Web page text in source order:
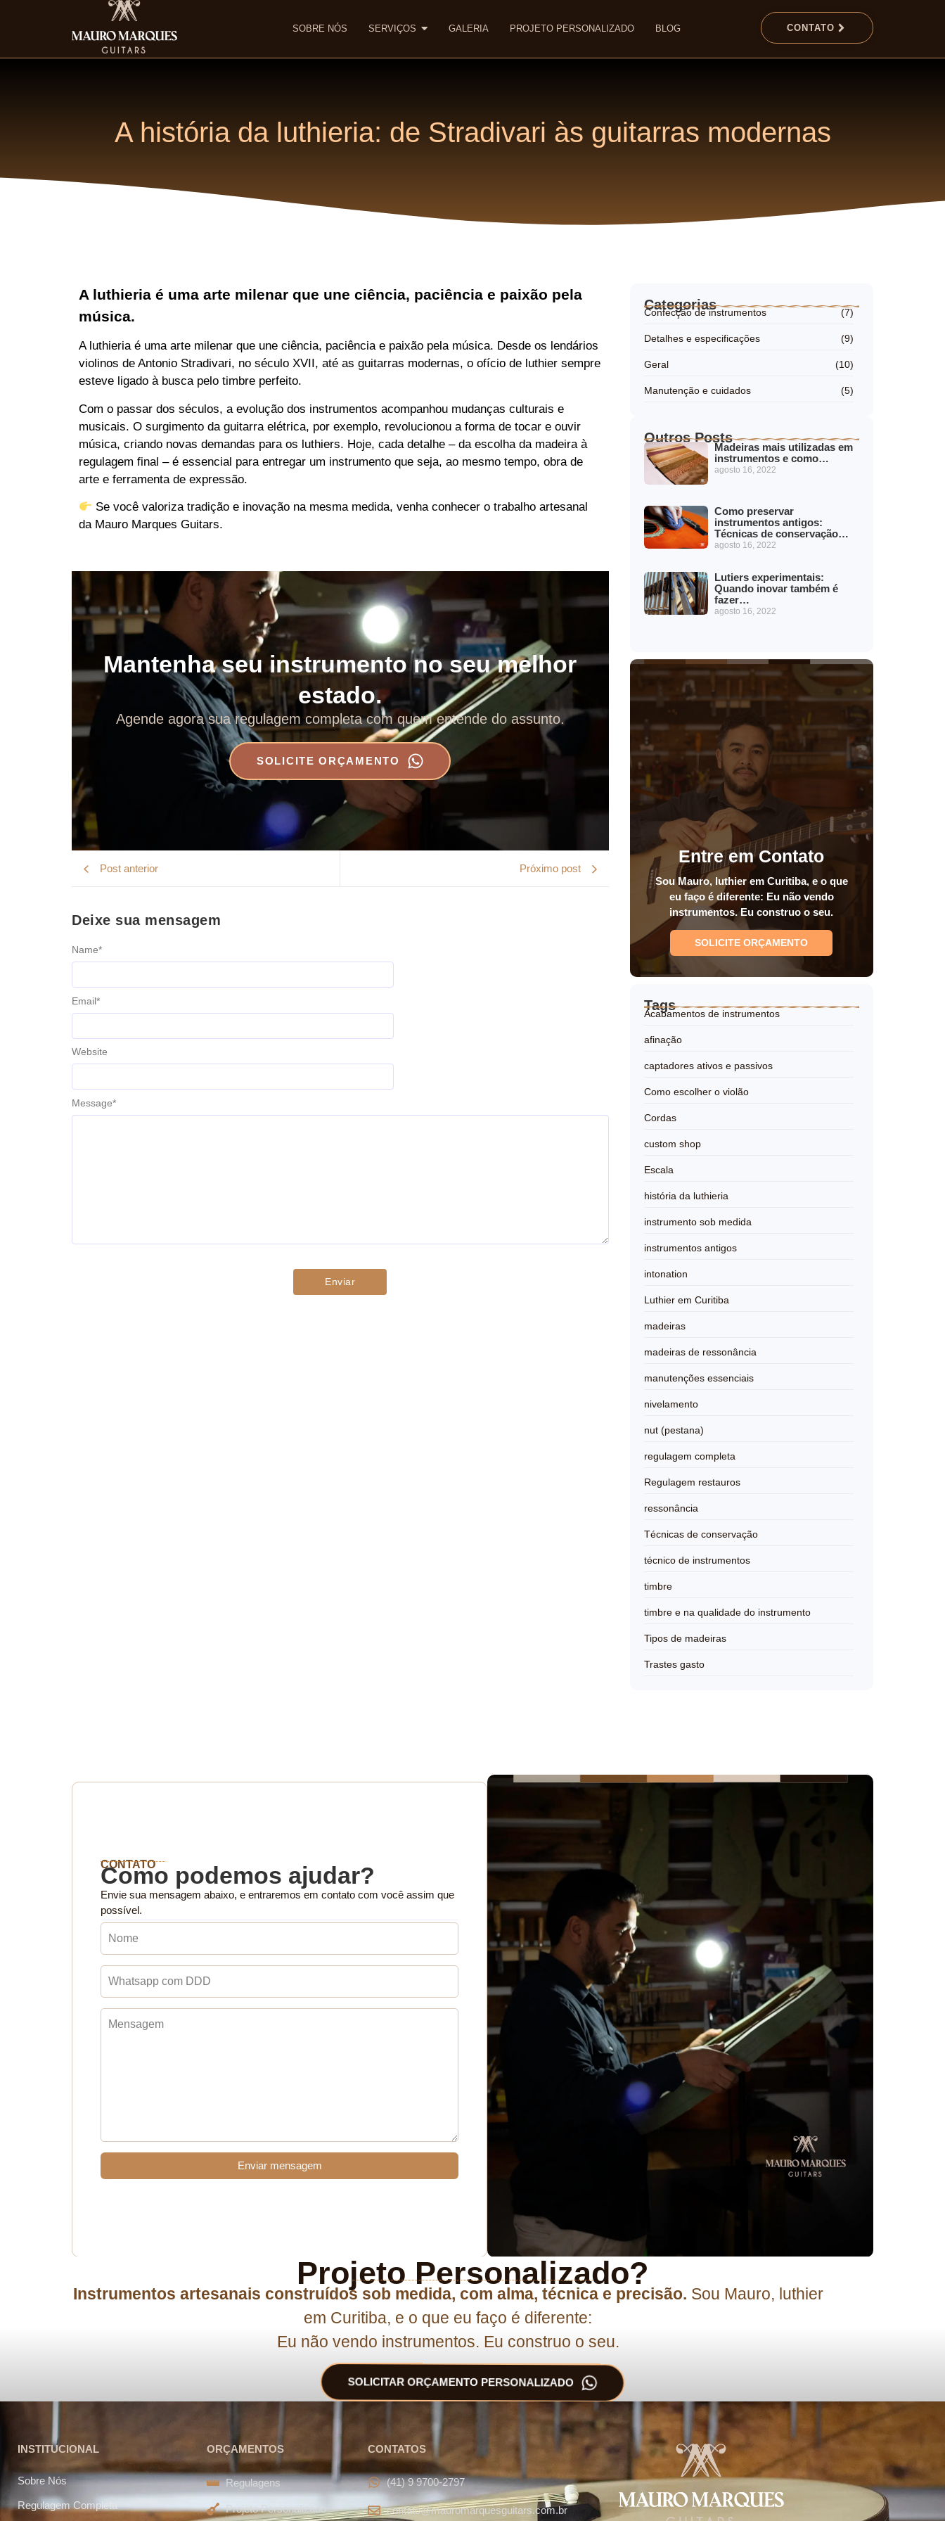
SOBRE NÓS SERVIÇOS GALERIA PROJETO PERSONALIZADO BLOG CONTATO
A história da luthieria: de Stradivari às guitarras modernas
A luthieria é uma arte milenar que une ciência, paciência e paixão pela
música.
A luthieria é uma arte milenar que une ciência, paciência e paixão pela música. Desde os lendários
violinos de Antonio Stradivari, no século XVII, até as guitarras modernas, o ofício de luthier sempre
esteve ligado à busca pelo timbre perfeito.
Com o passar dos séculos, a evolução dos instrumentos acompanhou mudanças culturais e
musicais. O surgimento da guitarra elétrica, por exemplo, revolucionou a forma de tocar e ouvir
música, criando novas demandas para os luthiers. Hoje, cada detalhe – da escolha da madeira à
regulagem final – é essencial para entregar um instrumento que seja, ao mesmo tempo, obra de
arte e ferramenta de expressão.
Se você valoriza tradição e inovação na mesma medida, venha conhecer o trabalho artesanal
da Mauro Marques Guitars.
Mantenha seu instrumento no seu melhor
estado.
Agende agora sua regulagem completa com quem entende do assunto.
SOLICITE ORÇAMENTO
Post anterior Próximo post
Deixe sua mensagem
Message*
Name*
Email*
Website
Categorias
Confecção de instrumentos (7)
Detalhes e especificações (9)
Geral (10)
Manutenção e cuidados (5)
Outros Posts
Madeiras mais utilizadas em
instrumentos e como…
agosto 16, 2022
Como preservar
instrumentos antigos:
Técnicas de conservação…
agosto 16, 2022
Lutiers experimentais:
Quando inovar também é
fazer…
agosto 16, 2022
Entre em Contato
Sou Mauro, luthier em Curitiba, e o que
eu faço é diferente: Eu não vendo
instrumentos. Eu construo o seu.
SOLICITE ORÇAMENTO
Tags
Acabamentos de instrumentos
afinação
captadores ativos e passivos
Como escolher o violão
Cordas
custom shop
Escala
história da luthieria
instrumento sob medida
instrumentos antigos
intonation
Luthier em Curitiba
madeiras
madeiras de ressonância
manutenções essenciais
nivelamento
nut (pestana)
regulagem completa
Regulagem restauros
ressonância
Técnicas de conservação
técnico de instrumentos
timbre
timbre e na qualidade do instrumento
Tipos de madeiras
Trastes gasto
CONTATO
Como podemos ajudar?
Envie sua mensagem abaixo, e entraremos em contato com você assim que
possível.
Enviar mensagem
Projeto Personalizado?
Instrumentos artesanais construídos sob medida, com alma, técnica e precisão. Sou Mauro, luthier
em Curitiba, e o que eu faço é diferente:
Eu não vendo instrumentos. Eu construo o seu.
SOLICITAR ORÇAMENTO PERSONALIZADO
INSTITUCIONAL
Sobre Nós
Regulagem Completa
ORÇAMENTOS
Regulagens
Projeto Personalizado
CONTATOS
(41) 9 9700-2797
contato@mauromarquesguitars.com.br